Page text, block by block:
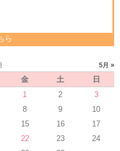
ら
5月 »
金 土
日
1
2
3
8 9
10
15 16
17
22 23
24